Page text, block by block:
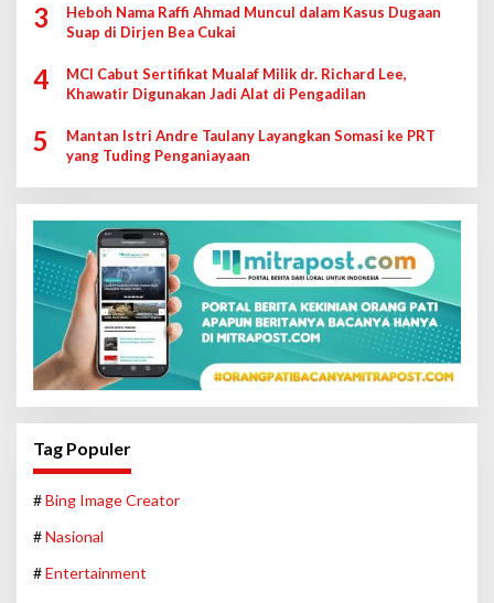
3
Heboh Nama Raffi Ahmad Muncul dalam Kasus Dugaan
Suap di Dirjen Bea Cukai
4
MCI Cabut Sertifikat Mualaf Milik dr. Richard Lee,
Khawatir Digunakan Jadi Alat di Pengadilan
5
Mantan Istri Andre Taulany Layangkan Somasi ke PRT
yang Tuding Penganiayaan
Tag Populer
#Bing Image Creator
#Nasional
#Entertainment